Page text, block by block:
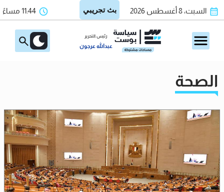
السبت، 8 أغسطس 2026 11:44 مساءً
رئيس التحرير
عبدالله عرجون
الصحة